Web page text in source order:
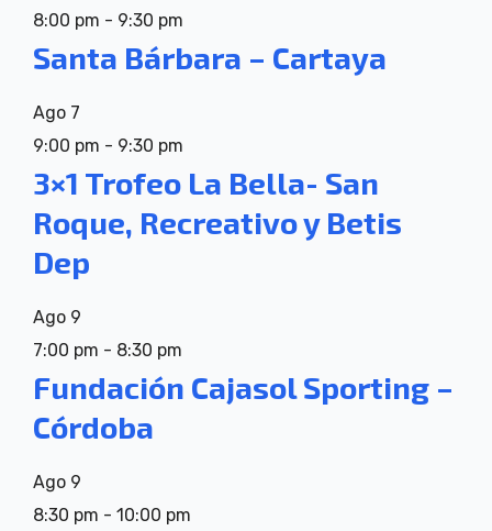
8:00 pm - 9:30 pm
Santa Bárbara – Cartaya
Ago 7
9:00 pm - 9:30 pm
3×1 Trofeo La Bella- San
Roque, Recreativo y Betis
Dep
Ago 9
7:00 pm - 8:30 pm
Fundación Cajasol Sporting –
Córdoba
Ago 9
8:30 pm - 10:00 pm